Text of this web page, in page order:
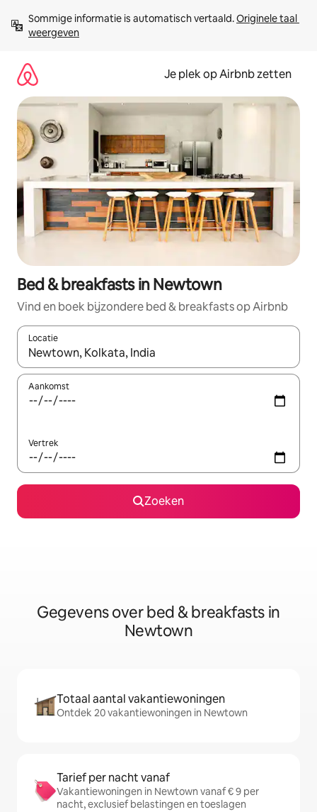
direct
naar
Sommige informatie is automatisch vertaald. Originele taal
weergeven
Je plek op Airbnb zetten
Bed & breakfasts in Newtown
Vind en boek bijzondere bed & breakfasts op Airbnb
Locatie
Wanneer er resultaten beschikbaar zijn, maak je een keuze
Aankomst
Vertrek
Zoeken
Gegevens over bed & breakfasts in
Newtown
Totaal aantal vakantiewoningen
Ontdek 20 vakantiewoningen in Newtown
Tarief per nacht vanaf
Vakantiewoningen in Newtown vanaf € 9 per
nacht, exclusief belastingen en toeslagen